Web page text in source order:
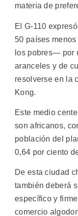
materia de
El G-110
50 países
los pobres— por
aranceles y de
resolverse en la
Kong.
Este medio
son africanos,
población del
0,64 por ciento
De esta ciudad
también deberá
específico y
comercio